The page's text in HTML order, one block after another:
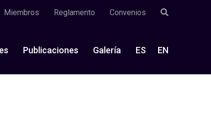
Miembros Reglamento Convenios
Publicaciones Galería ES EN